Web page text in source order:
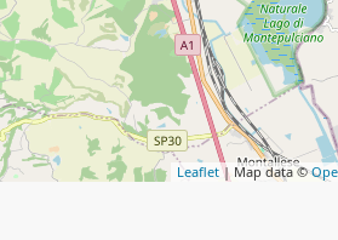
Leaflet| Map data ©